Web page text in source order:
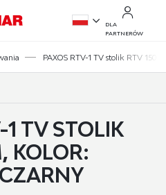
EN
DLA
PARTNERÓW
PAXOS RTV-1 TV stolik RTV 150
1 TV STOLIK
KOLOR: